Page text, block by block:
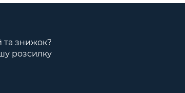
та знижок?
розсилку